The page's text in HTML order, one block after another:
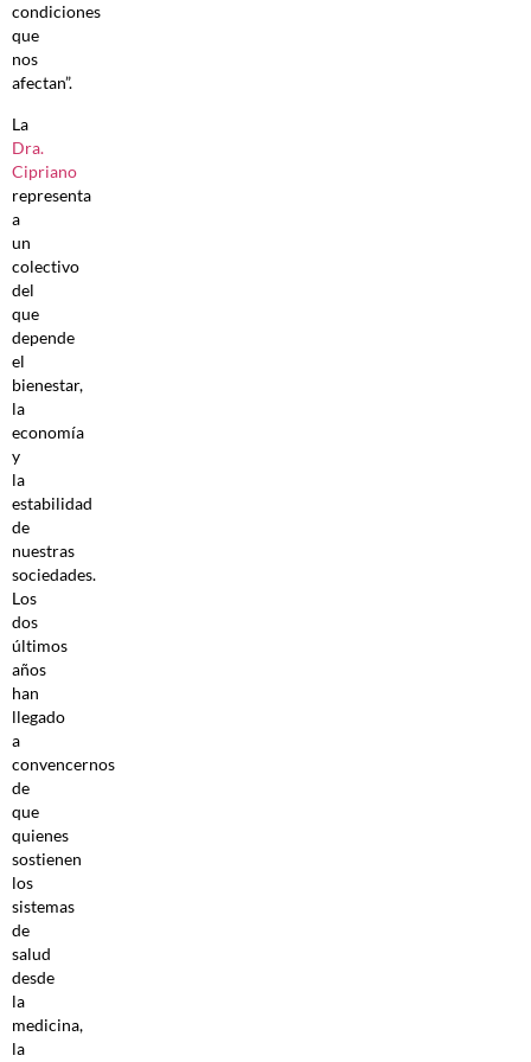
condiciones
que
nos
afectan”.
La
Dra.
Cipriano
representa
a
un
colectivo
del
que
depende
el
bienestar,
la
economía
y
la
estabilidad
de
nuestras
sociedades.
Los
dos
últimos
años
han
llegado
a
convencernos
de
que
quienes
sostienen
los
sistemas
de
salud
desde
la
medicina,
la